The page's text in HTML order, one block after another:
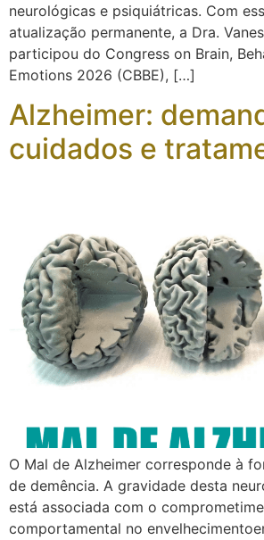
neurológicas e psiquiátricas. Com
atualização permanente, a Dra.
participou do Congress on Brain,
Emotions 2026 (CBBE), […]
Alzheimer:
cuidados e
O Mal de Alzheimer corresponde à
de demência. A gravidade desta
está associada com o
comportamental no